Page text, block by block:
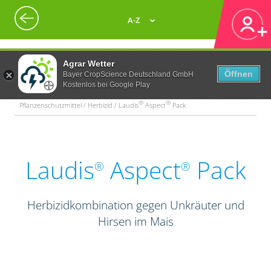
Agrar Wetter
Bayer CropScience Deutschland GmbH
Kostenlos bei Google Play
Öffnen
A-Z
Pflanzenschutzmittel / Herbizid / Laudis® Aspect® Pack
Laudis® Aspect® Pack
Herbizidkombination gegen Unkräuter und
Hirsen im Mais